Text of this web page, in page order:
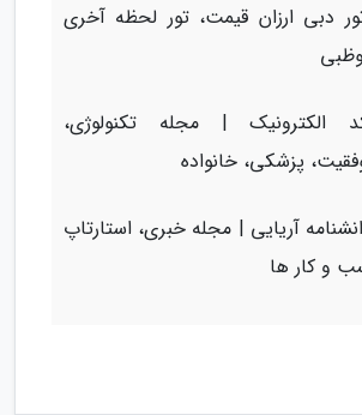
دبی ارزان قیمت، تور لحظه آخری
الکترونیک | مجله تکنولوژی،
پزشکی، خانواده
آریایی | مجله خبری، استارتاپ
و کار ها